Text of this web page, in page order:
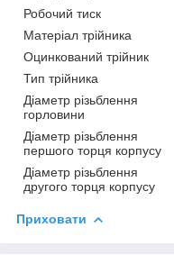
Робочий тиск
Матеріал трійника
Оцинкований трійник
Тип трійника
Діаметр різьблення
горловини
Діаметр різьблення
першого торця корпусу
Діаметр різьблення
другого торця корпусу
Приховати